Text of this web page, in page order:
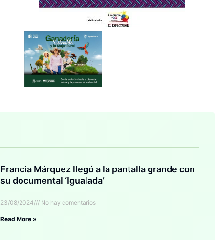
Francia Márquez llegó a la pantalla grande con
su documental ‘Igualada’
23/08/2024 No hay comentarios
Read More »